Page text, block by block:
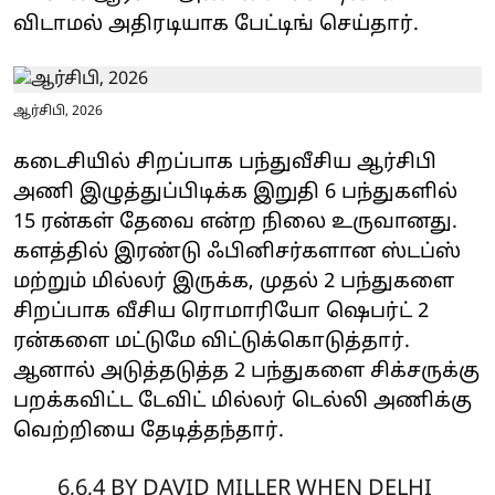
விடாமல் அதிரடியாக பேட்டிங் செய்தார்.
ஆர்சிபி, 2026
கடைசியில் சிறப்பாக பந்துவீசிய ஆர்சிபி
அணி இழுத்துப்பிடிக்க இறுதி 6 பந்துகளில்
15 ரன்கள் தேவை என்ற நிலை உருவானது.
களத்தில் இரண்டு ஃபினிசர்களான ஸ்டப்ஸ்
மற்றும் மில்லர் இருக்க, முதல் 2 பந்துகளை
சிறப்பாக வீசிய ரொமாரியோ ஷெபர்ட் 2
ரன்களை மட்டுமே விட்டுக்கொடுத்தார்.
ஆனால் அடுத்தடுத்த 2 பந்துகளை சிக்சருக்கு
பறக்கவிட்ட டேவிட் மில்லர் டெல்லி அணிக்கு
வெற்றியை தேடித்தந்தார்.